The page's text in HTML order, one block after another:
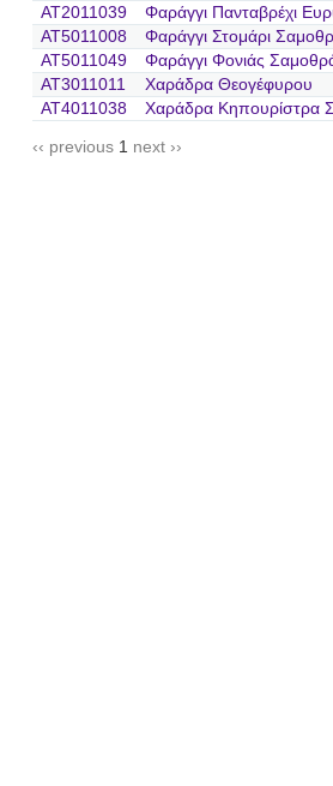
AT2011039
Φαράγγι Πανταβρέχι
AT5011008
Φαράγγι Στομάρι
AT5011049
Φαράγγι Φονιάς
AT3011011
Χαράδρα Θεογέφυρου
AT4011038
Χαράδρα Κηπουρίστρα
‹‹ previous 1 next ››